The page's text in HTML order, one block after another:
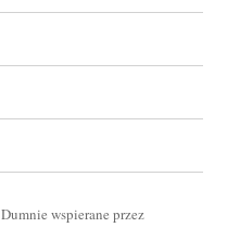
Dumnie wspierane przez